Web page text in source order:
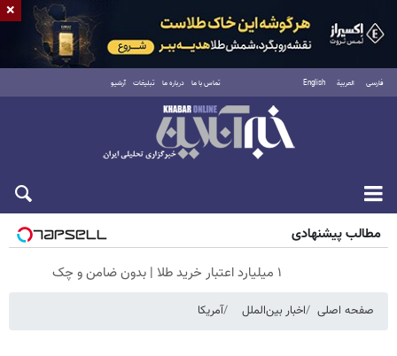
فارسی العربية English تماس با ما درباره ما تبلیغات آرشیو
شنبه ۱۷ مرداد ۱۴۰۵
مطالب پیشنهادی
۱ میلیارد اعتبار خرید طلا | بدون ضامن و چک
صفحه اصلی اخبار بین‌الملل آمریکا
×